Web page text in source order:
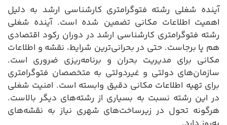
آینده شغلی رشته فتوگرامتری کارشناسی ارشد به دلیل
اهمیت اطلاعات مکانی تضمین شده است. آینده شغلی
رشته فتوگرامتری کارشناسی ارشد در دوران رکود اقتصادی
هم پا برجاست. حتی در بحرانی‌ترین شرایط، نقشه و اطلاعات
مکانی برای مدیریت بحران و برنامه‌ریزی ضروری است.
سازمان‌های دولتی و غیردولتی به متخصصان فتوگرامتری
برای تهیه اطلاعات مکانی دقیق وابسته است. امنیت شغلی
در این رشته نسبت به بسیاری از رشته‌های دیگر بالاست.
هرگونه تحول در زیرساخت‌های شهری نیاز به نقشه‌های